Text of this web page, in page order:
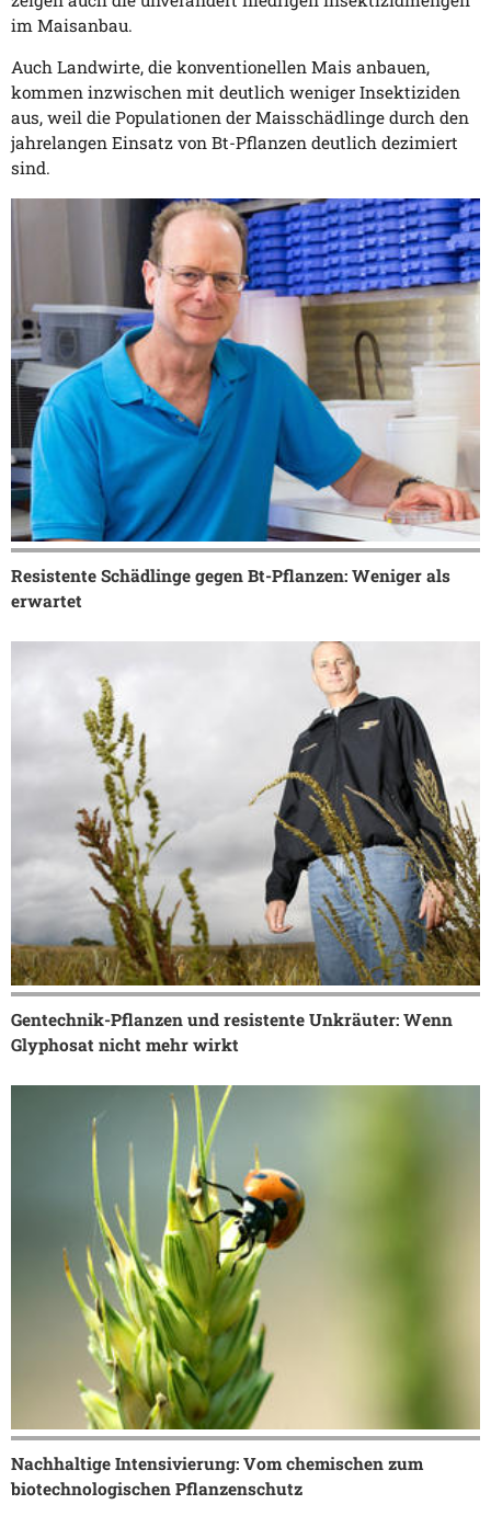
im Maisanbau.
Auch Landwirte, die konventionellen Mais anbauen,
kommen inzwischen mit deutlich weniger Insektiziden
aus, weil die Populationen der Maisschädlinge durch den
jahrelangen Einsatz von Bt-Pflanzen deutlich dezimiert
sind.
Resistente Schädlinge gegen Bt-Pflanzen: Weniger als
erwartet
Gentechnik-Pflanzen und resistente Unkräuter: Wenn
Glyphosat nicht mehr wirkt
Nachhaltige Intensivierung: Vom chemischen zum
biotechnologischen Pflanzenschutz